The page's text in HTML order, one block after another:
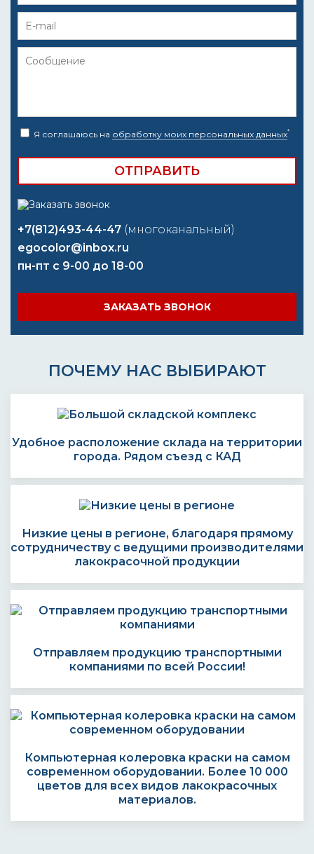
Я соглашаюсь на обработку моих персональных данных*
+7(812)493-44-47 (многоканальный)
egocolor@inbox.ru
пн-пт с 9-00 до 18-00
ЗАКАЗАТЬ ЗВОНОК
ПОЧЕМУ НАС ВЫБИРАЮТ
Удобное расположение склада на территории
города. Рядом съезд с КАД
Низкие цены в регионе, благодаря прямому
сотрудничеству с ведущими производителями
лакокрасочной продукции
Отправляем продукцию транспортными
компаниями по всей России!
Компьютерная колеровка краски на самом
современном оборудовании. Более 10 000
цветов для всех видов лакокрасочных
материалов.